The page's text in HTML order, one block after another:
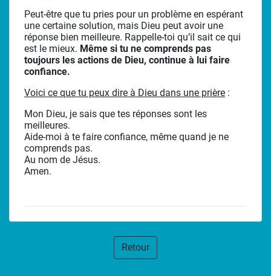
Peut-être que tu pries pour un problème en espérant
une certaine solution, mais Dieu peut avoir une
réponse bien meilleure. Rappelle-toi qu’il sait ce qui
est le mieux. Même si tu ne comprends pas
toujours les actions de Dieu, continue à lui faire
confiance.
Voici ce que tu peux dire à Dieu dans une prière :
Mon Dieu, je sais que tes réponses sont les
meilleures.
Aide-moi à te faire confiance, même quand je ne
comprends pas.
Au nom de Jésus.
Amen.
Retour